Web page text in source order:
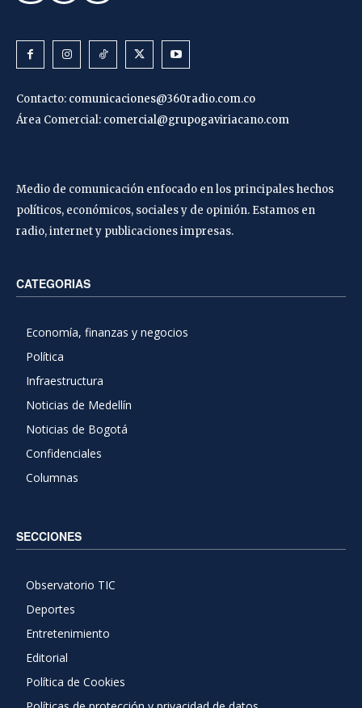
Contacto: comunicaciones@360radio.com.co
Área Comercial: comercial@grupogaviriacano.com
Medio de comunicación enfocado en los principales hechos
políticos, económicos, sociales y de opinión. Estamos en
radio, internet y publicaciones impresas.
CATEGORIAS
Economía, finanzas y negocios
Política
Infraestructura
Noticias de Medellín
Noticias de Bogotá
Confidenciales
Columnas
SECCIONES
Observatorio TIC
Deportes
Entretenimiento
Editorial
Política de Cookies